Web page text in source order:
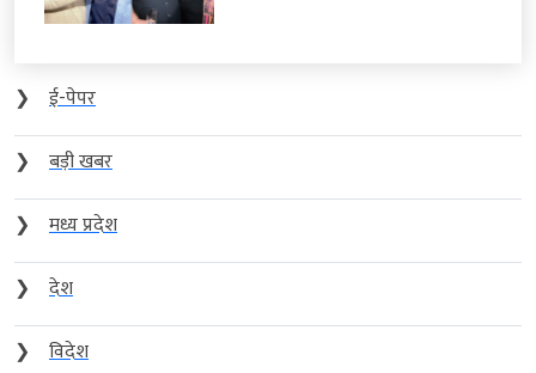
❯
ई-पेपर
❯
बड़ी खबर
❯
मध्य प्रदेश
❯
देश
❯
विदेश